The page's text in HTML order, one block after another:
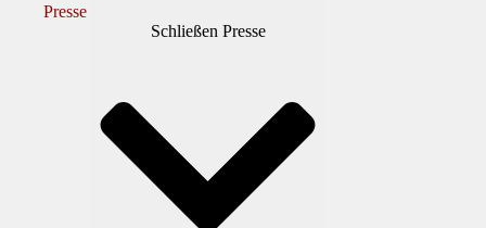
Presse
Schließen Presse